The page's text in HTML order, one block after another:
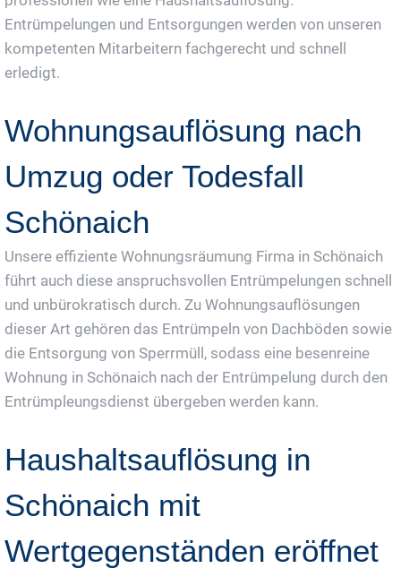
Entrümpelungen und Entsorgungen werden von unseren
kompetenten Mitarbeitern fachgerecht und schnell
erledigt.
Wohnungsauflösung nach
Umzug oder Todesfall
Schönaich
Unsere effiziente Wohnungsräumung Firma in Schönaich
führt auch diese anspruchsvollen Entrümpelungen schnell
und unbürokratisch durch. Zu Wohnungsauflösungen
dieser Art gehören das Entrümpeln von Dachböden sowie
die Entsorgung von Sperrmüll, sodass eine besenreine
Wohnung in Schönaich nach der Entrümpelung durch den
Entrümpleungsdienst übergeben werden kann.
Haushaltsauflösung in
Schönaich mit
Wertgegenständen eröffnet